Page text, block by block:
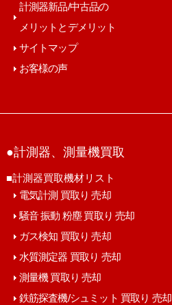
計測器新品/中古品の
メリットとデメリット
サイトマップ
お客様の声
●計測器、測量機買取
■計測器買取機材リスト
電気計測 買取り 売却
騒音 振動 粉塵 買取り 売却
ガス検知 買取り 売却
水質測定器 買取り 売却
測量機 買取り 売却
鉄筋探査機/シュミット 買取り 売却